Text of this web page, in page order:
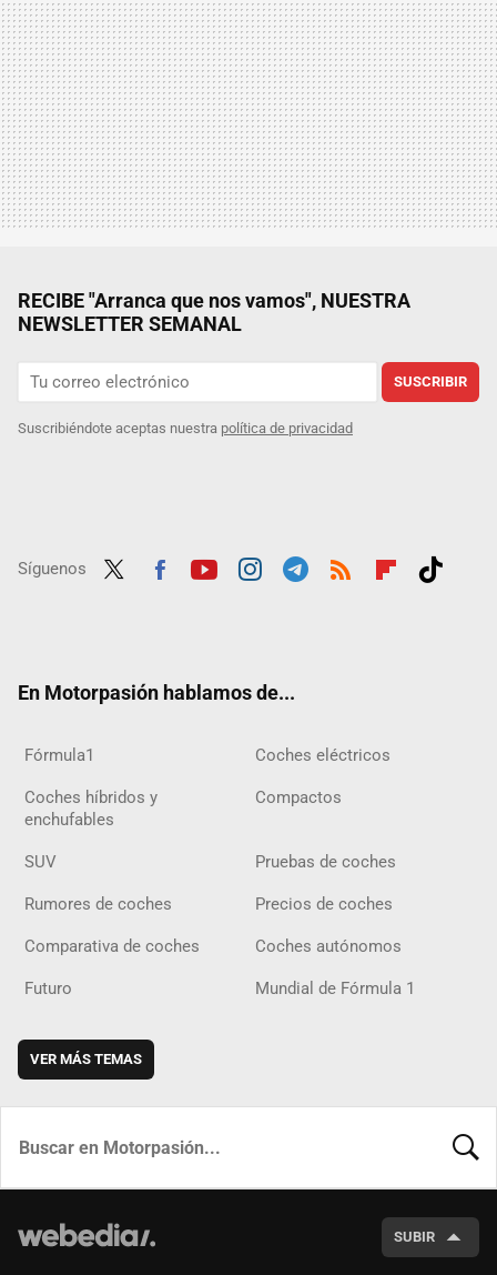
RECIBE "Arranca que nos vamos", NUESTRA
NEWSLETTER SEMANAL
SUSCRIBIR
Suscribiéndote aceptas nuestra política de privacidad
Síguenos
En Motorpasión hablamos de...
Fórmula1 Coches eléctricos
Coches híbridos y
enchufables
Compactos
SUV Pruebas de coches
Rumores de coches Precios de coches
Comparativa de coches Coches autónomos
Futuro Mundial de Fórmula 1
VER MÁS TEMAS
SUBIR